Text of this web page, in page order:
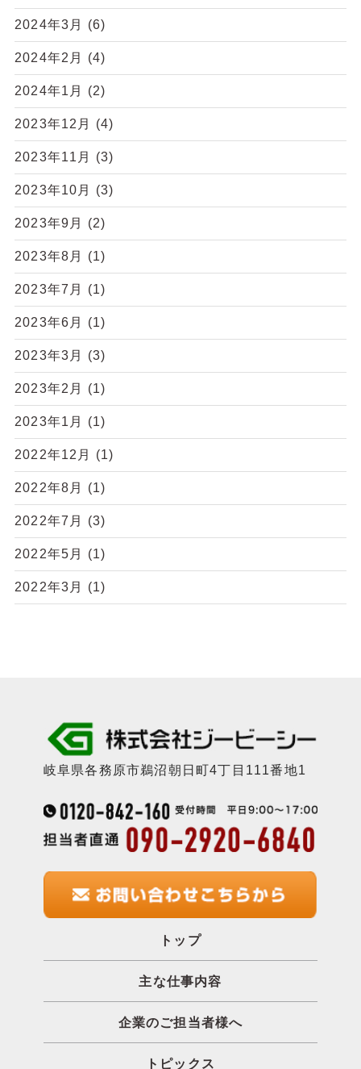
2024年3月 (6)
2024年2月 (4)
2024年1月 (2)
2023年12月 (4)
2023年11月 (3)
2023年10月 (3)
2023年9月 (2)
2023年8月 (1)
2023年7月 (1)
2023年6月 (1)
2023年3月 (3)
2023年2月 (1)
2023年1月 (1)
2022年12月 (1)
2022年8月 (1)
2022年7月 (3)
2022年5月 (1)
2022年3月 (1)
岐阜県各務原市鵜沼朝日町4丁目111番地1
トップ
主な仕事内容
企業のご担当者様へ
トピックス